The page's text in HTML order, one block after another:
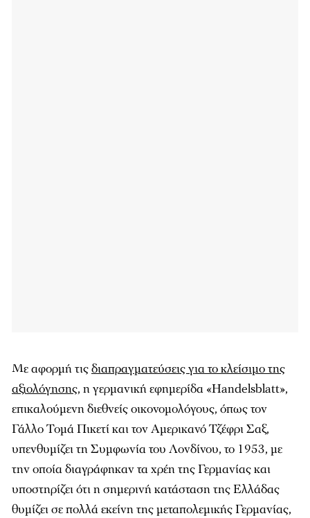
Με αφορμή τιςδιαπραγματεύσεις για το κλείσιμο της
αξιολόγησης, η γερμανική εφημερίδα «Handelsblatt»,
επικαλούμενη διεθνείς οικονομολόγους, όπως τον
Γάλλο Τομά Πικετί και τον Αμερικανό Τζέφρι Σαξ,
υπενθυμίζει τη Συμφωνία του Λονδίνου, το 1953, με
την οποία διαγράφηκαν τα χρέη της Γερμανίας και
υποστηρίζει ότι η σημερινή κατάσταση της Ελλάδας
θυμίζει σε πολλά εκείνη της μεταπολεμικής Γερμανίας,